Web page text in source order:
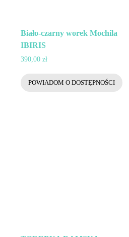
Biało-czarny worek Mochila
IBIRIS
390,00 zł
POWIADOM O DOSTĘPNOŚCI